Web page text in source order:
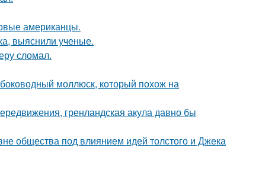
американцы.
выяснили ученые.
сломал.
моллюск, который похож на
гренландская акула давно бы
общества под влиянием идей толстого и Джека